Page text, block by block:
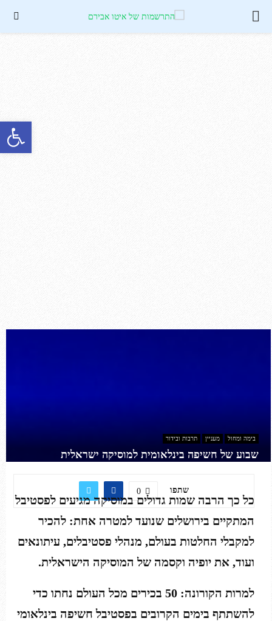
פתח סרגל נגישות
PRIMARY
בימה ומחול מעניין תרבות ובידור
שבוע של חשיפה בינלאומית למוסיקה ישראלית
שתפו 0
כל כך הרבה שמות גדולים במוסיקה מגיעים לפסטיבל
המתקיים בירושלים שנועד למטרה אחת: להכיר
למקבלי החלטות בעולם, מנהלי פסטיבלים, עיתונאים
ועוד, את יופיה וקסמה של המוסיקה הישראלית.
למרות הקורונה: 50 בכירים מכל העולם נחתו כדי
להשתתף בימים הקרובים בפסטיבל חשיפה בינלאומי